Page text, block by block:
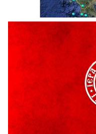
Θερινό Σινεμά στο
Καλοκαιριού 2026» με
Ανάσες».
5 Αυγούστου 2026
Γρεβενά: Συνελήφθη
εξοπλισμού
5 Αυγούστου 2026
ΑΗ ΛΑΟΣ | 5 Αυγούστου |
41η Γιορτή Κρασιού στο